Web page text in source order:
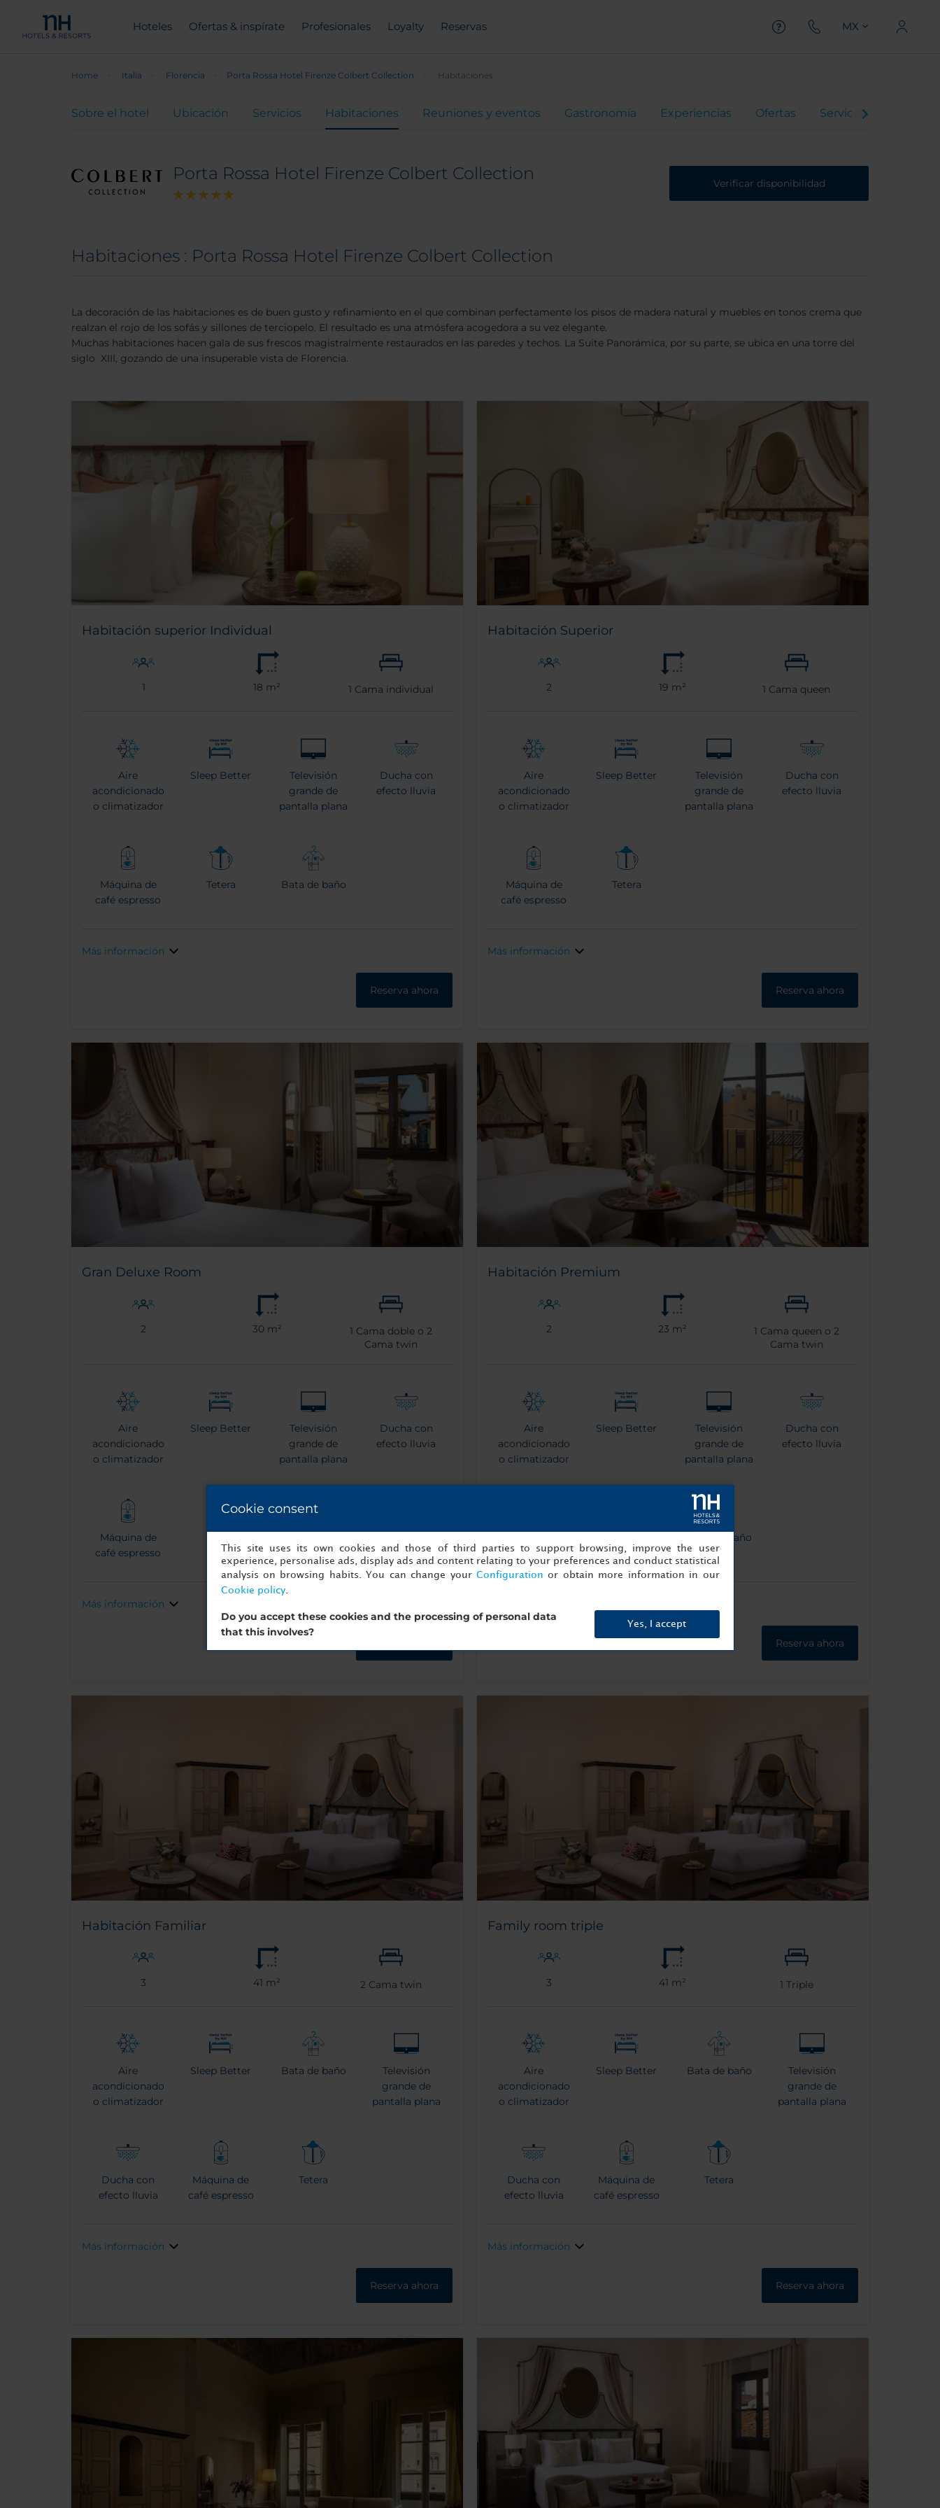
Hoteles Ofertas & inspírate Profesionales Loyalty Reservas MX
Home Italia Florencia Porta Rossa Hotel Firenze Colbert Collection Habitaciones
Sobre el hotel Ubicación Servicios Habitaciones Reuniones y eventos Gastronomía Experiencias Ofertas Servicios Especiales
Porta Rossa Hotel Firenze Colbert Collection Verificar disponibilidad
Habitaciones : Porta Rossa Hotel Firenze Colbert Collection
La decoración de las habitaciones es de buen gusto y refinamiento en el que combinan perfectamente los pisos de madera natural y muebles en tonos crema que
realzan el rojo de los sofás y sillones de terciopelo. El resultado es una atmósfera acogedora a su vez elegante.
Muchas habitaciones hacen gala de sus frescos magistralmente restaurados en las paredes y techos. La Suite Panorámica, por su parte, se ubica en una torre del
siglo XIII, gozando de una insuperable vista de Florencia.
Habitación superior Individual
1 18 m² 1 Cama individual
Aire
acondicionado
o climatizador
Sleep Better
Televisión
grande de
pantalla plana
Ducha con
efecto lluvia
Máquina de
café espresso
Tetera Bata de baño
Más información
Reserva ahora
Habitación Superior
2 19 m² 1 Cama queen
Aire
acondicionado
o climatizador
Sleep Better
Televisión
grande de
pantalla plana
Ducha con
efecto lluvia
Máquina de
café espresso
Tetera
Más información
Reserva ahora
Gran Deluxe Room
2 30 m² 1 Cama doble o 2
Cama twin
Aire
acondicionado
o climatizador
Sleep Better
Televisión
grande de
pantalla plana
Ducha con
efecto lluvia
Máquina de
café espresso
Más información
Habitación Premium
2 23 m² 1 Cama queen o 2
Cama twin
Aire
acondicionado
o climatizador
Sleep Better
Televisión
grande de
pantalla plana
Ducha con
efecto lluvia
café espresso
Bata de baño
Reserva ahora
Habitación Familiar
3 41 m² 2 Cama twin
Aire
acondicionado
o climatizador
Sleep Better Bata de baño
Televisión
grande de
pantalla plana
Ducha con
efecto lluvia
Máquina de
café espresso
Tetera
Más información
Reserva ahora
Family room triple
3 41 m² 1 Triple
Aire
acondicionado
o climatizador
Sleep Better Bata de baño
Televisión
grande de
pantalla plana
Ducha con
efecto lluvia
Máquina de
café espresso
Tetera
Más información
Reserva ahora
Cookie consent
This site uses its own cookies and those of third parties to support browsing, improve the user
experience, personalise ads, display ads and content relating to your preferences and conduct statistical
analysis on browsing habits. You can change your Configuration or obtain more information in our
Cookie policy.
Do you accept these cookies and the processing of personal data
that this involves?
Yes, I accept